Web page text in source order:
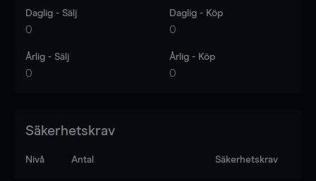
Daglig - Sälj
0
Daglig - Köp
0
Årlig - Sälj
0
Årlig - Köp
0
Säkerhetskrav
Nivå Antal Säkerhetskrav